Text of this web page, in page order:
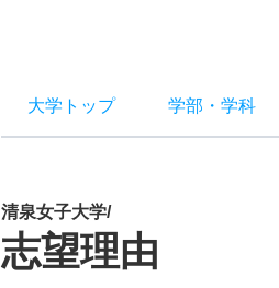
大学トップ 学部 ・ 学科
清泉女子大学/
志望理由